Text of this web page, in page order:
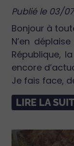
Publié le 03/
Bonjour à
N’en
République,
encore
Je fais face,
LIRE LA